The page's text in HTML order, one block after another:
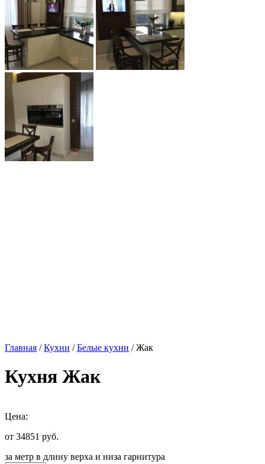
Главная /Кухни /Белые кухни / Жак
Кухня Жак
Цена:
от 34851 руб.
за метр в длину верха и низа гарнитура